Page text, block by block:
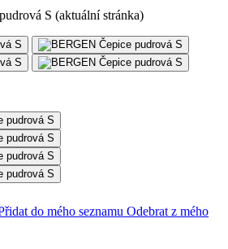
S (aktuální stránka)
do mého seznamuOdebrat z mého